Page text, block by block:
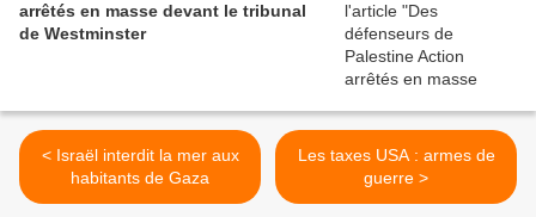
arrêtés en masse devant le tribunal
de Westminster
< Israël interdit la mer aux
habitants de Gaza
Les taxes USA : armes de
guerre >